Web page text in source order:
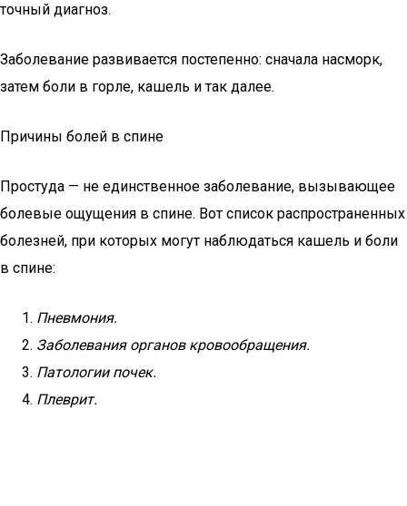
точный диагноз.
Заболевание развивается постепенно: сначала насморк,
затем боли в горле, кашель и так далее.
Причины болей в спине
Простуда — не единственное заболевание, вызывающее
болевые ощущения в спине. Вот список распространенных
болезней, при которых могут наблюдаться кашель и боли
в спине:
Пневмония.
Заболевания органов кровообращения.
Патологии почек.
Плеврит.